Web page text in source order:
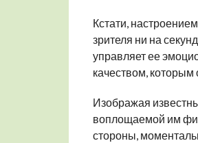
Кстати,
зрителя ни на
управляет ее
качеством, которым
Изображая
воплощаемой им
стороны,